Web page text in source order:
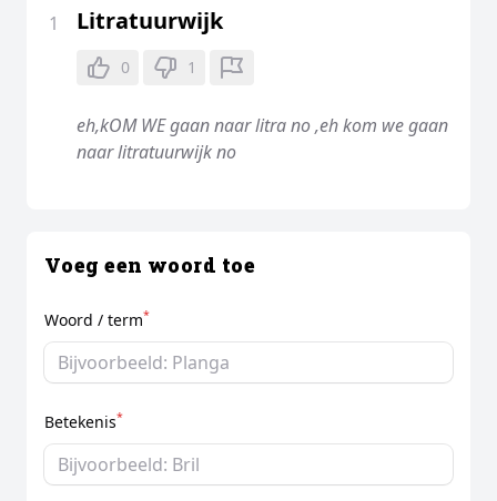
1 Litratuurwijk
0 1
eh,kOM WE gaan naar litra no ,eh kom we gaan
naar litratuurwijk no
Voeg een woord toe
Woord / term*
Betekenis*